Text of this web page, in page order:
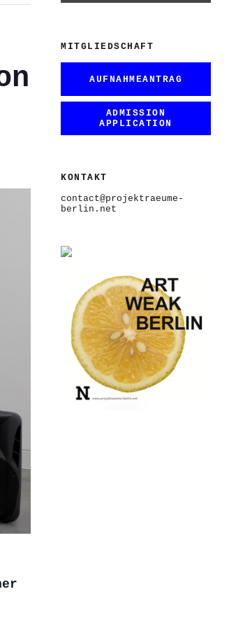
MITGLIEDSCHAFT
AUFNAHMEANTRAG
ADMISSION
APPLICATION
KONTAKT
contact@projektraeume-
berlin.net